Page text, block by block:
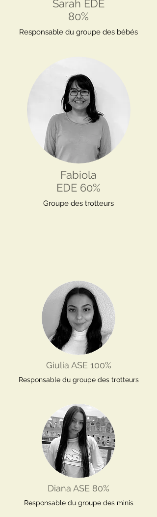
Sarah EDE
80%
Responsable du groupe des bébés
Fabiola
EDE 60%
Groupe des trotteurs
Giulia ASE 100%
Responsable du groupe des trotteurs
Diana ASE 80%
Responsable du groupe des minis